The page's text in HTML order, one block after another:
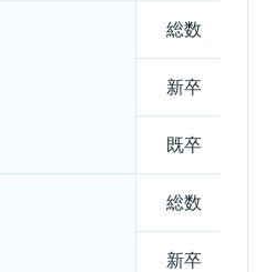
総数
新卒
既卒
総数
新卒